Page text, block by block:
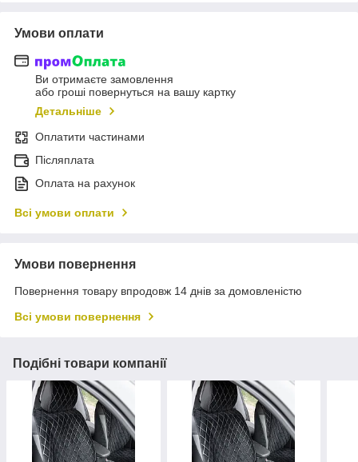
Умови оплати
Ви отримаєте замовлення
або гроші повернуться на вашу картку
Детальніше
Оплатити частинами
Післяплата
Оплата на рахунок
Всі умови оплати
Умови повернення
Повернення товару впродовж 14 днів за домовленістю
Всі умови повернення
Подібні товари компанії